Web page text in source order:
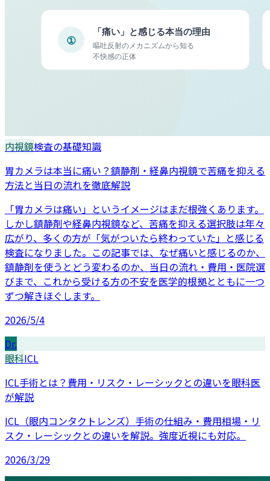
内視鏡検査の基礎知識
胃カメラは本当に痛い？鎮静剤・経鼻内視鏡で苦痛を抑える
方法と当日の流れを徹底解説
「胃カメラは痛い」というイメージはまだ根強くあります。
しかし鎮静剤や経鼻内視鏡など、苦痛を抑える選択肢は年々
広がり、多くの方が「気がついたら終わっていた」と感じる
検査になりました。この記事では、なぜ痛いと感じるのか、
鎮静剤を使うとどう変わるのか、当日の流れ・費用・医院選
びまで、これから受ける方の不安を医学的根拠とともに一つ
ずつ解きほぐします。
2026/5/4
Dr.
眼科ICL
ICL手術とは？費用・リスク・レーシックとの違いを眼科医
が解説
ICL（眼内コンタクトレンズ）手術の仕組み・費用相場・リ
スク・レーシックとの違いを解説。強度近視にも対応。
2026/3/29